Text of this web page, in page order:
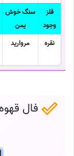
فلز
وجود
سنگ خوش
یمن
نقره
مروارید